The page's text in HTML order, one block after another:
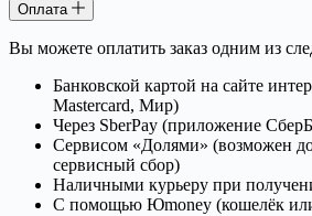
Оплата
Вы можете оплатить заказ одним из
Банковской картой на сайте
Mastercard, Мир)
Через SberPay (приложение
Сервисом «Долями» (возможен
сервисный сбор)
Наличными курьеру при
С помощью Юmoney (кошелёк или